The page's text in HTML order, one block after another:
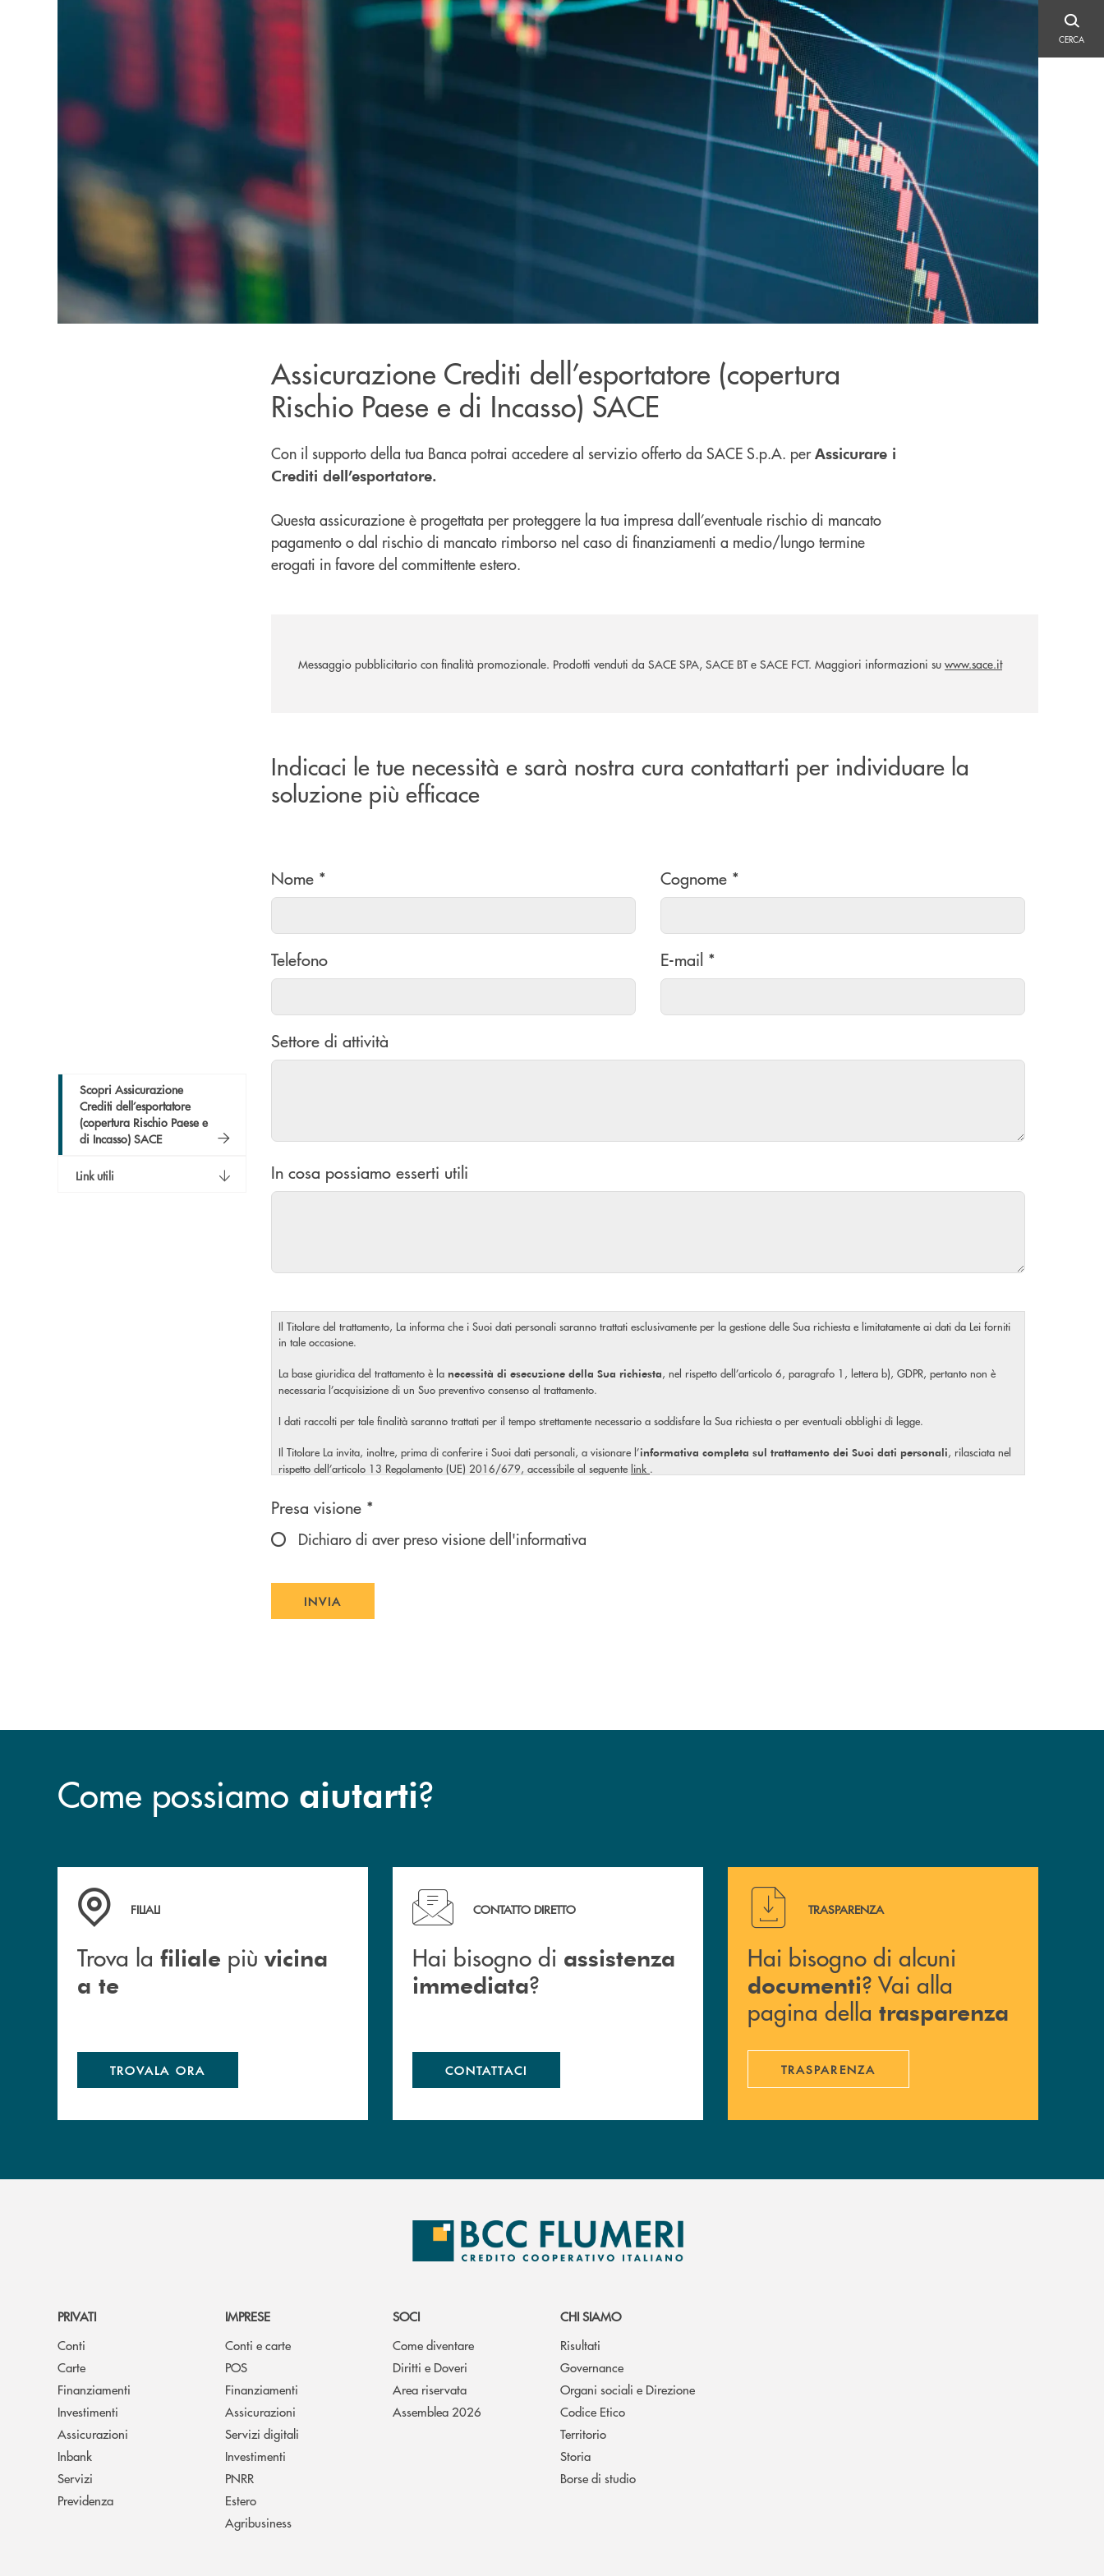
CERCA
Scopri Assicurazione
Crediti dell’esportatore
(copertura Rischio Paese e
di Incasso) SACE
Link utili
Assicurazione Crediti dell’esportatore (copertura
Rischio Paese e di Incasso) SACE
Con il supporto della tua Banca potrai accedere al servizio offerto da SACE S.p.A. perAssicurare i
Crediti dell’esportatore.
Questa assicurazione è progettata per proteggere la tua impresa dall’eventuale rischio di mancato
pagamento o dal rischio di mancato rimborso nel caso di finanziamenti a medio/lungo termine
erogati in favore del committente estero.
Messaggio pubblicitario con finalità promozionale. Prodotti venduti da SACE SPA, SACE BT e SACE FCT. Maggiori informazioni su www.sace.it
Indicaci le tue necessità e sarà nostra cura contattarti per individuare la
soluzione più efficace
Nome * Cognome *
Telefono E-mail *
Settore di attività
In cosa possiamo esserti utili
Il Titolare del trattamento, La informa che i Suoi dati personali saranno trattati esclusivamente per la gestione delle Sua richiesta e limitatamente ai dati da Lei forniti
in tale occasione.
La base giuridica del trattamento è la necessità di esecuzione della Sua richiesta, nel rispetto dell’articolo 6, paragrafo 1, lettera b), GDPR, pertanto non è
necessaria l’acquisizione di un Suo preventivo consenso al trattamento.
I dati raccolti per tale finalità saranno trattati per il tempo strettamente necessario a soddisfare la Sua richiesta o per eventuali obblighi di legge.
Il Titolare La invita, inoltre, prima di conferire i Suoi dati personali, a visionare l’informativa completa sul trattamento dei Suoi dati personali, rilasciata nel
rispetto dell’articolo 13 Regolamento (UE) 2016/679, accessibile al seguente link .
Scegliere un'opzione
Presa visione *
Dichiaro di aver preso visione dell'informativa
INVIA FORM
INVIA
Come possiamo aiutarti?
Trova la filiale più vicina a te
FILIALI
Trova la filiale più vicina
a te
TROVALA ORA
Hai bisogno di assistenza immediata ?
CONTATTO DIRETTO
Hai bisogno di assistenza
immediata?
CONTATTACI
Hai bisogno di alcuni documenti ? Vai alla pagina della
TRASPARENZA
Hai bisogno di alcuni
documenti? Vai alla
pagina della trasparenza
TRASPARENZA
PRIVATI
Conti
Carte
Finanziamenti
Investimenti
Assicurazioni
Inbank
Servizi
Previdenza
IMPRESE
Conti e carte
POS
Finanziamenti
Assicurazioni
Servizi digitali
Investimenti
PNRR
Estero
Agribusiness
SOCI
Come diventare
Diritti e Doveri
Area riservata
Assemblea 2026
CHI SIAMO
Risultati
Governance
Organi sociali e Direzione
Codice Etico
Territorio
Storia
Borse di studio